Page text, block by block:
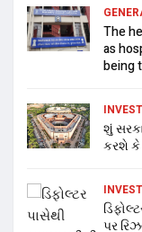
The
as
being
શું
કરશે
પર